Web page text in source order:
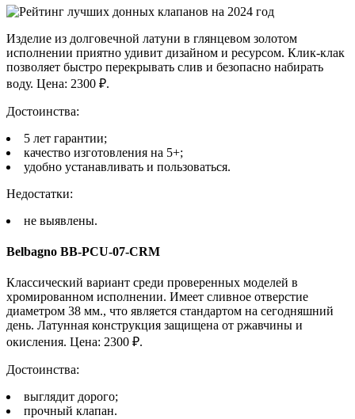
Изделие из долговечной латуни в глянцевом золотом
исполнении приятно удивит дизайном и ресурсом. Клик-клак
позволяет быстро перекрывать слив и безопасно набирать
воду. Цена: 2300 ₽.
Достоинства:
5 лет гарантии;
качество изготовления на 5+;
удобно устанавливать и пользоваться.
Недостатки:
не выявлены.
Belbagno BB-PCU-07-CRM
Классический вариант среди проверенных моделей в
хромированном исполнении. Имеет сливное отверстие
диаметром 38 мм., что является стандартом на сегодняшний
день. Латунная конструкция защищена от ржавчины и
окисления. Цена: 2300 ₽.
Достоинства:
выглядит дорого;
прочный клапан.